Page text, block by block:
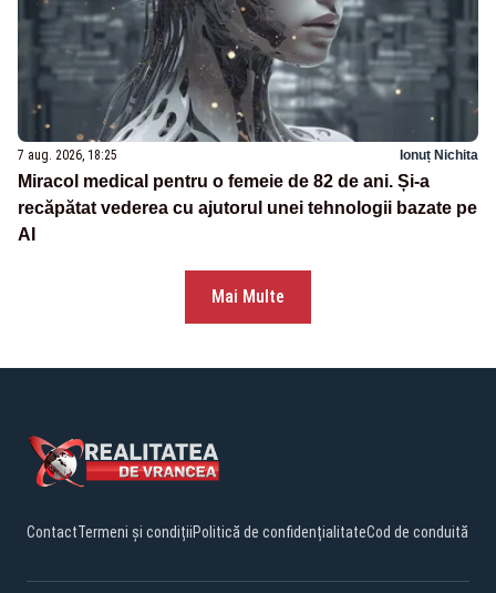
7 aug. 2026, 18:25 Ionuț Nichita
Miracol medical pentru o femeie de 82 de ani. Și-a
recăpătat vederea cu ajutorul unei tehnologii bazate pe
AI
Mai Multe
ContactTermeni și condițiiPolitică de confidențialitateCod de conduită